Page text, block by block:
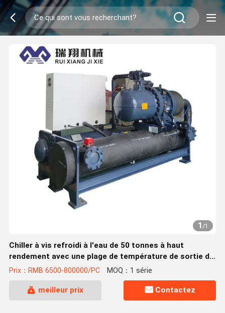
1/1
Chiller à vis refroidi à l'eau de 50 tonnes à haut
rendement avec une plage de température de sortie de
5 à 15 °C
Prix：RMB 6500-800000/PC MOQ：1 série
meilleur prix Contactez